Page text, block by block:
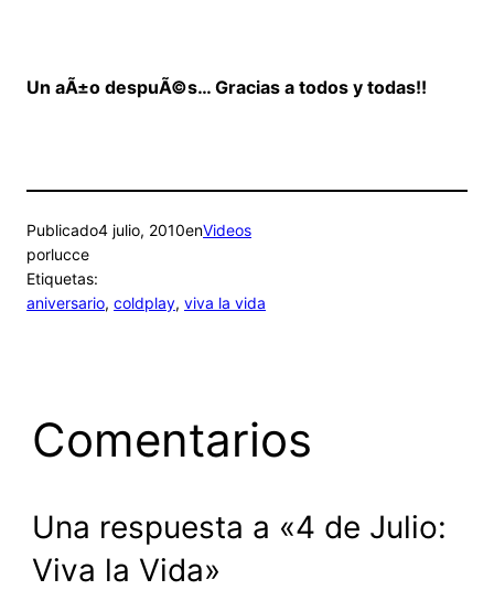
Un aÃ±o despuÃ©s… Gracias a todos y todas!!
Publicado4 julio, 2010enVideos
porlucce
Etiquetas:
aniversario, coldplay, viva la vida
Comentarios
Una respuesta a «4 de Julio:
Viva la Vida»